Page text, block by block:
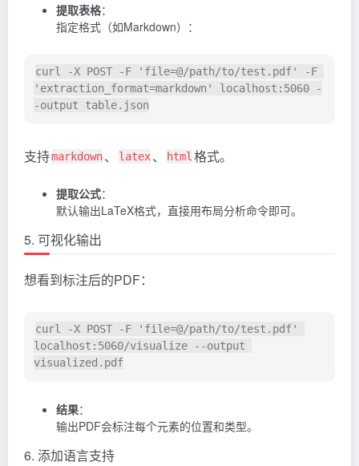
提取表格：
指定格式（如Markdown）：
curl -X POST -F 'file=@/path/to/test.pdf' -F
'extraction_format=markdown' localhost:5060 -
支持markdown、 latex、 html 格式。
提取公式：
默认输出LaTeX格式，直接用布局分析命令即可。
5. 可视化输出
想看到标注后的PDF：
curl -X POST -F 'file=@/path/to/test.pdf'
localhost:5060/visualize --output
结果：
输出PDF会标注每个元素的位置和类型。
6. 添加语言支持